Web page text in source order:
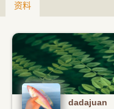
资料
dadajuan